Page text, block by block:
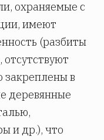
охраняемые с
имеют
(разбиты
закреплены в
деревянные
и др.), что